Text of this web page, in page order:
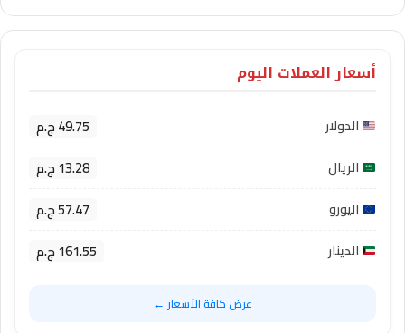
أسعار العملات اليوم
الدولار 49.75 ج.م
الريال 13.28 ج.م
اليورو 57.47 ج.م
الدينار 161.55 ج.م
عرض كافة الأسعار ←